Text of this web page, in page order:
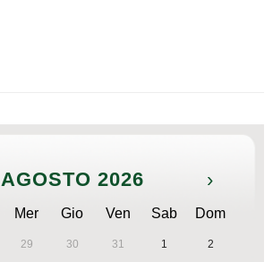
AGOSTO 2026 ›
Mer Gio Ven Sab Dom
29 30 31 1 2